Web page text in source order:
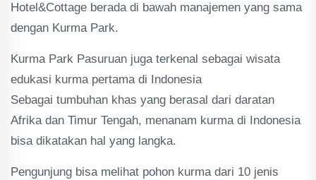
Hotel&Cottage berada di bawah manajemen yang sama
dengan Kurma Park.
Kurma Park Pasuruan juga terkenal sebagai wisata
edukasi kurma pertama di Indonesia
Sebagai tumbuhan khas yang berasal dari daratan
Afrika dan Timur Tengah, menanam kurma di Indonesia
bisa dikatakan hal yang langka.
Pengunjung bisa melihat pohon kurma dari 10 jenis